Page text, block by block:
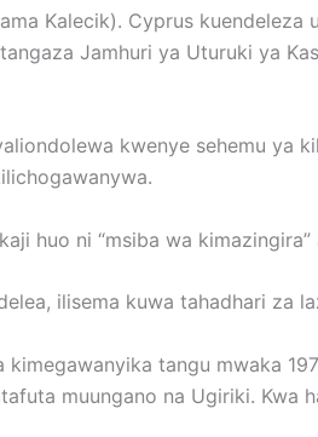
Kalecik). Cyprus
Jamhuri ya Uturuki ya
kwenye sehemu ya
huo ni “msiba wa
ilisema kuwa tahadhari za
kimegawanyika tangu mwaka
muungano na Ugiriki. Kwa